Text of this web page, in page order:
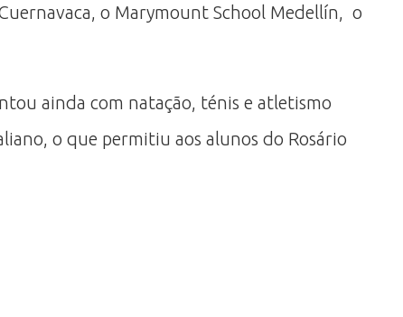
o Marymount School Medellín, o
ainda com natação, ténis e atletismo
o que permitiu aos alunos do Rosário